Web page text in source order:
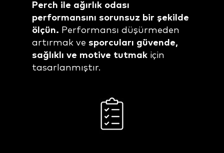
Perch ile ağırlık odası
performansını sorunsuz bir şekilde
ölçün. Performansı düşürmeden
artırmak ve sporcuları güvende,
sağlıklı ve motive tutmak için
tasarlanmıştır.